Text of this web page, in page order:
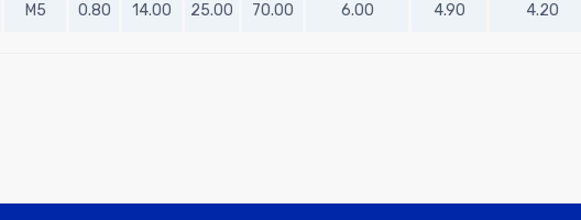
M5 0.80 14.00 25.00 70.00 6.00 4.90 4.20